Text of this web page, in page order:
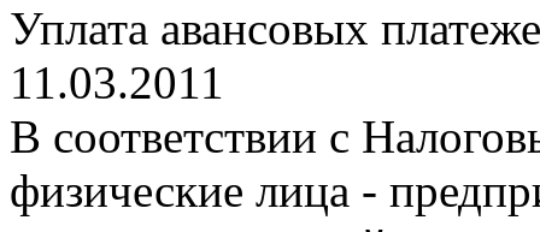
Уплата авансовых
11.03.2011
В соответствии с
физические лица -